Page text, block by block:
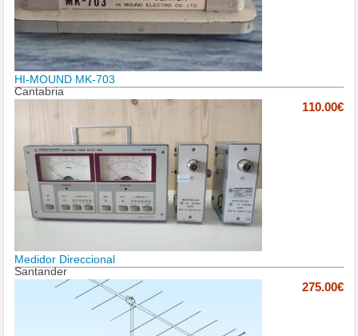
HI-MOUND MK-703
Cantabria
110.00€
Medidor Direccional
Santander
275.00€